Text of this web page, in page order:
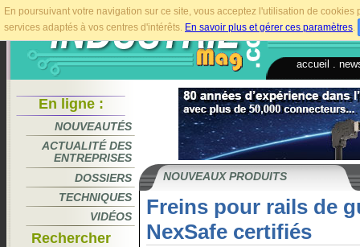
En poursuivant votre navigation sur ce site, vous acceptez l'utilisation de
services adaptés à vos centres d'intérêts. En savoir plus et gérer ces paramètres.
accueil
En ligne :
NOUVEAUTÉS
ACTUALITÉ DES
ENTREPRISES
DOSSIERS
TECHNIQUES
VIDÉOS
Rechercher
NOUVEAUX PRODUITS
Freins pour rails de
NexSafe certifiés